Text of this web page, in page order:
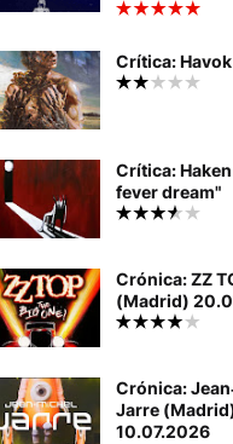
Crítica:
Crítica:
fever dream"
Crónica: ZZ
(Madrid)
Crónica:
Jarre
10.07.2026